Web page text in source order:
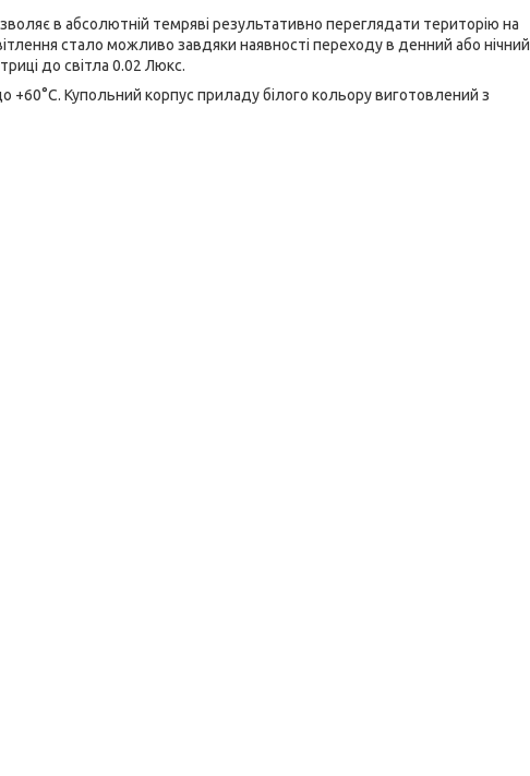
в абсолютній темряві результативно переглядати територію на
стало можливо завдяки наявності переходу в денний або нічний
до світла 0.02 Люкс.
Купольний корпус приладу білого кольору виготовлений з